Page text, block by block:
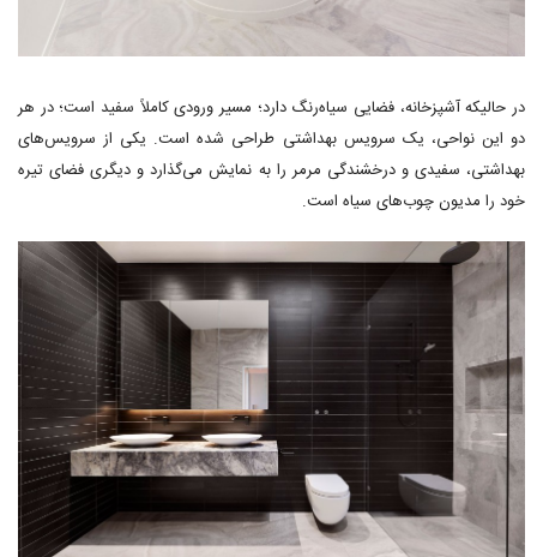
در حالیکه آشپزخانه، فضایی سیاه‌رنگ دارد؛ مسیر ورودی کاملاً سفید است؛ در هر
دو این نواحی، یک سرویس بهداشتی طراحی شده است. یکی از سرویس‌های
بهداشتی، سفیدی و درخشندگی مرمر را به نمایش می‌گذارد و دیگری فضای تیره
خود را مدیون چوب‌های سیاه است.